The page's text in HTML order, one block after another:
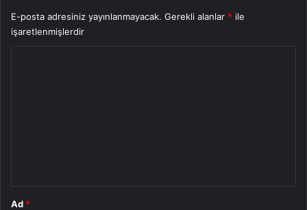
E-posta adresiniz yayınlanmayacak. Gerekli alanlar * ile
işaretlenmişlerdir
Ad *